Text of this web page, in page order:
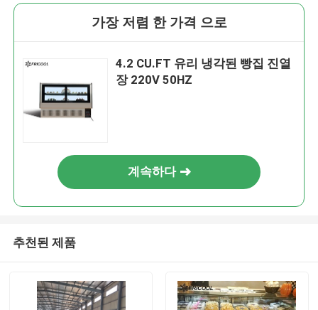
가장 저렴 한 가격 으로
4.2 CU.FT 유리 냉각된 빵집 진열
장 220V 50HZ
계속하다
추천된 제품